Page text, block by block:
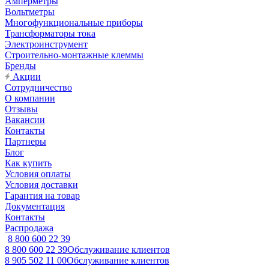
Вольтметры
Многофункциональные приборы
Трансформаторы тока
Электроинструмент
Строительно-монтажные клеммы
Бренды
Акции
Сотрудничество
О компании
Отзывы
Вакансии
Контакты
Партнеры
Блог
Как купить
Условия оплаты
Условия доставки
Гарантия на товар
Документация
Контакты
Распродажа
8 800 600 22 39
8 800 600 22 39Обслуживание клиентов
8 905 502 11 00Обслуживание клиентов